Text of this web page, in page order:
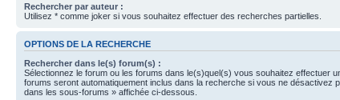
Rechercher par auteur :
Utilisez * comme joker si vous souhaitez effectuer des recherches partielles.
OPTIONS DE LA RECHERCHE
Rechercher dans le(s) forum(s) :
Sélectionnez le forum ou les forums dans le(s)quel(s) vous souhaitez effectuer
forums seront automatiquement inclus dans la recherche si vous ne désactivez
dans les sous-forums » affichée ci-dessous.